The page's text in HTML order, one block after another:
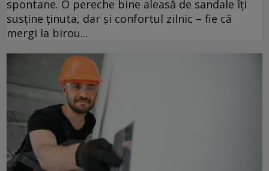
spontane. O pereche bine aleasă de sandale îți
susține ținuta, dar și confortul zilnic – fie că
mergi la birou...